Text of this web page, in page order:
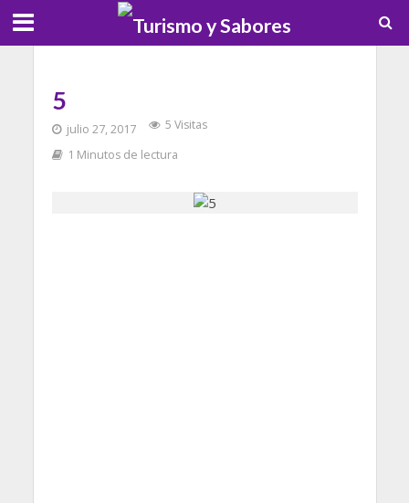
5
julio 27, 2017
5 Visitas
1 Minutos de lectura